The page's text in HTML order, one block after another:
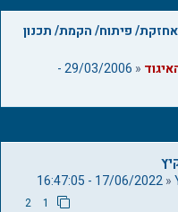
מ
ת
ם
אחזקת/ פיתוח/ הקמת/ תכנון
«
29/03/2006 -
«
17/06/2022 - 16:47:05
1
2